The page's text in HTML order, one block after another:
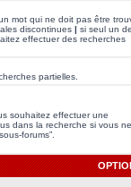
mot qui ne doit pas être
discontinues | si seul un
effectuer des recherches
partielles.
souhaitez effectuer une
dans la recherche si vous ne
forums”.